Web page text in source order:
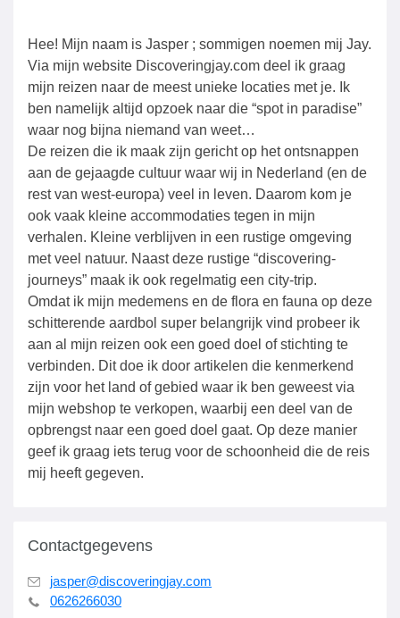
Hee! Mijn naam is Jasper ; sommigen noemen mij Jay.
Via mijn website Discoveringjay.com deel ik graag
mijn reizen naar de meest unieke locaties met je. Ik
ben namelijk altijd opzoek naar die “spot in paradise”
waar nog bijna niemand van weet…
De reizen die ik maak zijn gericht op het ontsnappen
aan de gejaagde cultuur waar wij in Nederland (en de
rest van west-europa) veel in leven. Daarom kom je
ook vaak kleine accommodaties tegen in mijn
verhalen. Kleine verblijven in een rustige omgeving
met veel natuur. Naast deze rustige “discovering-
journeys” maak ik ook regelmatig een city-trip.
Omdat ik mijn medemens en de flora en fauna op deze
schitterende aardbol super belangrijk vind probeer ik
aan al mijn reizen ook een goed doel of stichting te
verbinden. Dit doe ik door artikelen die kenmerkend
zijn voor het land of gebied waar ik ben geweest via
mijn webshop te verkopen, waarbij een deel van de
opbrengst naar een goed doel gaat. Op deze manier
geef ik graag iets terug voor de schoonheid die de reis
mij heeft gegeven.
Contactgegevens
jasper@discoveringjay.com
0626266030